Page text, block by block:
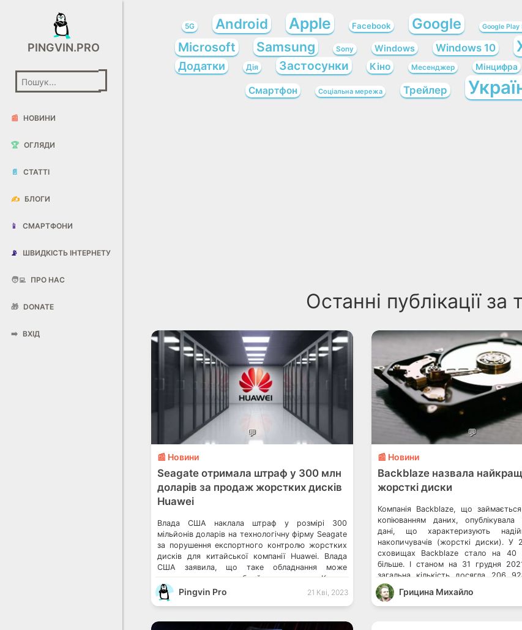
PINGVIN.PRO
📰 НОВИНИ
🏆 ОГЛЯДИ
📄 СТАТТІ
✍️ БЛОГИ
📱 СМАРТФОНИ
📡 ШВИДКІСТЬ ІНТЕРНЕТУ
🧑‍💻 ПРО НАС
🎁 DONATE
➡️ ВХІД
5G Android Apple Facebook Google Google Play
Microsoft Samsung Sony Windows Windows 10
Додатки Дія Застосунки Кіно Месенджер Мінцифра
Смартфон Соціальна мережа Трейлер
Останні публікації за
💬
📰 Новини
Seagate отримала штраф у 300 млн
доларів за продаж жорстких дисків
Huawei
Влада США наклала штраф у розмірі 300
мільйонів доларів на технологічну фірму Seagate
за порушення експортного контролю жорстких
дисків для китайської компанії Huawei. Влада
США заявила, що таке обладнання може
використовуватися збройними силами Китаю.
Xiaomi внесли до переліку міжнародних
спонсорів війни Microsoft виплатить 3.3 млн
заборонила американським компаніям […]
Pingvin Pro 21 Кві, 2023
💬
📰 Новини
Backblaze назвала
жорсткі диски
Компанія Backblaze, що
копіюванням даних, опублікувала
дані, що характеризують
накопичувачів (жорсткі диски). У
сховищах Backblaze стало на 40
більше. І станом на 31 грудня
загальна кількість досягла 206
зокремо 3 760
Опублікована статистика
частоту відмов різних моделей. […]
Грицина Михайло